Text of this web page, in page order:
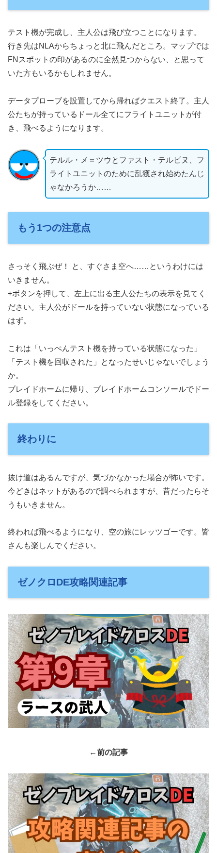
テスト機が完成し、主人公は飛び立つことになります。
行き先はNLAからちょっと北に飛んだところ。マップでは
FNスポットの印があるのに全然見つからない、と思って
いた方もいるかもしれません。
データプローブを設置してから帰ればクエスト終了。主人
公たちが持っているドール全てにフライトユニットが付
き、飛べるようになります。
テルル・メ＝ツウとファスト・テルピヌ、フ
ライトユニットのために乱獲され始めたんじ
ゃなかろうか……
もう1つの注意点
さっそく飛ぶぜ！ と、すぐさま空へ……というわけには
いきません。
+ボタンを押して、左上に出る主人公たちの表示を見てく
ださい。主人公がドールを持っていない状態になっている
はず。
これは「いっぺんテスト機を持っている状態になった」
「テスト機を回収された」となったせいじゃないでしょう
か。
ブレイドホームに帰り、ブレイドホームコンソールでドー
ル登録をしてください。
終わりに
抜け道はあるんですが、気づかなかった場合が怖いです。
今どきはネットがあるので調べられますが、昔だったらそ
うもいきません。
終われば飛べるようになり、空の旅にレッツゴーです。皆
さんも楽しんでください。
ゼノクロDE攻略関連記事
←前の記事